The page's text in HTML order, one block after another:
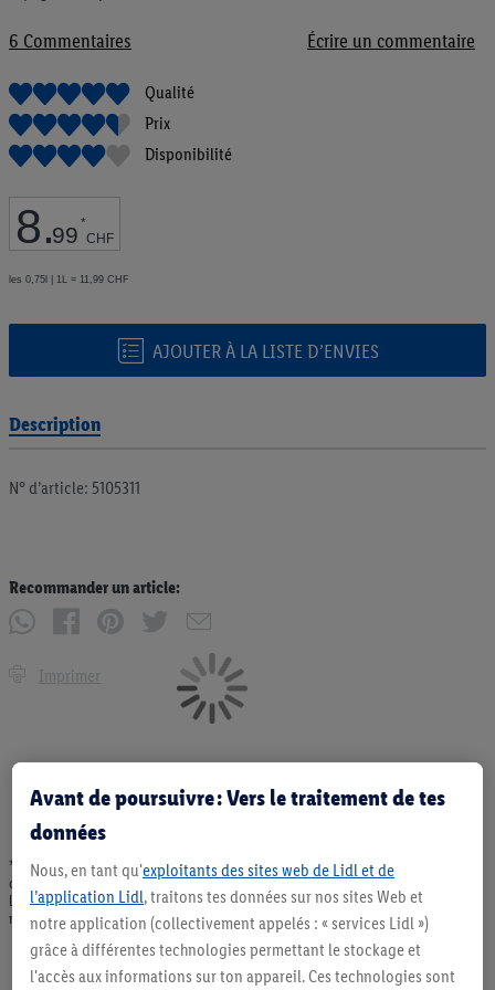
6 Commentaires Écrire un commentaire
Qualité
Prix
Disponibilité
8.99 *
CHF
les 0,75l | 1L = 11,99 CHF
AJOUTER À LA LISTE D’ENVIES
la
Galerie
Description
N° d’article: 5105311
Recommander un article:
Imprimer
* Offres valables dans la limite des stocks disponibles. Vente limitée à des
quantités usuelles pour un ménage. Vendu sans décoration. Les produits faisant
l'objet de la publicité, notamment les produits NonFood, ne font pas partie de
notre assortiment de produits permanents. Ill. semblables.
Avant de poursuivre : Vers le traitement de tes
données
Nous, en tant qu'exploitants des sites web de Lidl et de
l’application Lidl, traitons tes données sur nos sites Web et
notre application (collectivement appelés : « services Lidl »)
grâce à différentes technologies permettant le stockage et
l'accès aux informations sur ton appareil. Ces technologies sont